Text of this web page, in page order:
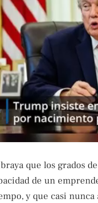
que los grados
de un
y que casi nunca